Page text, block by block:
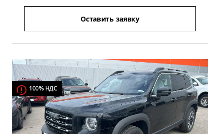
Оставить заявку
100% НДС